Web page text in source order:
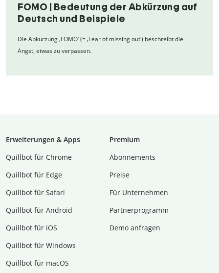
FOMO | Bedeutung der Abkürzung auf
Deutsch und Beispiele
Die Abkürzung ‚FOMO‘ (= ‚Fear of missing out‘) beschreibt die
Angst, etwas zu verpassen.
Erweiterungen & Apps
Quillbot für Chrome
Quillbot für Edge
Quillbot für Safari
Quillbot für Android
Quillbot für iOS
Quillbot für Windows
Quillbot für macOS
Premium
Abon­ne­ments
Preise
Für Unternehmen
Partnerprogramm
Demo anfragen